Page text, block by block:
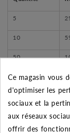
5
10
50
Ce magasin vous
d'optimiser les
sociaux et la
aux réseaux
offrir des